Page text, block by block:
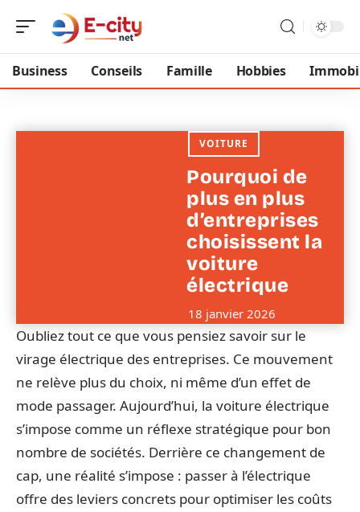
Business Conseils Famille Hobbies
VOITURE
Pourquoi de
plus en plus
d’entreprises
choisissent la
voiture
électrique
18 janvier 2026
Oubliez tout ce que vous pensiez savoir sur le
virage électrique des entreprises. Ce mouvement
ne relève plus du choix, ni même d’un effet de
mode passager. Aujourd’hui, la voiture électrique
s’impose comme un réflexe stratégique pour bon
nombre de sociétés. Derrière ce changement de
cap, une réalité s’impose : passer à l’électrique
offre des leviers concrets pour optimiser les coûts